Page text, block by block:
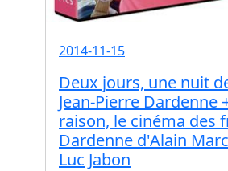
2014-11-15
Deux jours, une nuit
Jean-Pierre Dardenne
raison, le cinéma des
Dardenne d'Alain
Luc Jabon